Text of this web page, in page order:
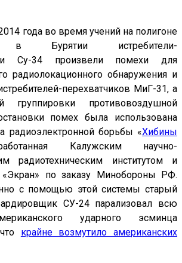
года во время учений на полигоне
в Бурятии истребители-
Су-34 произвели помехи для
радиолокационного обнаружения и
перехватчиков МиГ-31, а
группировки противовоздушной
помех была использована
радиоэлектронной борьбы «Хибины
Калужским научно-
радиотехническим институтом и
по заказу Минобороны РФ.
с помощью этой системы старый
СУ-24 парализовал всю
ударного эсминца
крайне возмутило американских